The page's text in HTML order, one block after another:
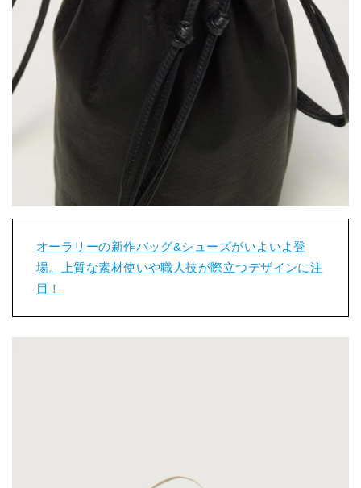
オーラリーの新作バッグ&シューズがいよいよ登
場。上質な素材使いや職人技が際立つデザインに注
目！